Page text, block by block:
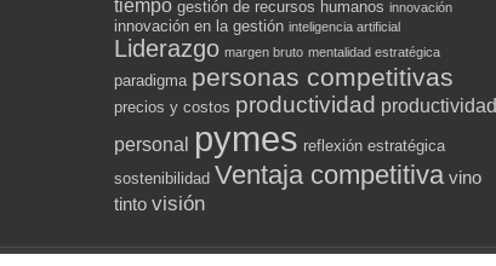
tiempo gestión de recursos humanos innovación
innovación en la gestión inteligencia artificial
Liderazgo margen bruto mentalidad estratégica
paradigma personas competitivas
precios y costos productividad productividad
personal
pymes reflexión estratégica
sostenibilidad Ventaja competitiva vino
tinto visión